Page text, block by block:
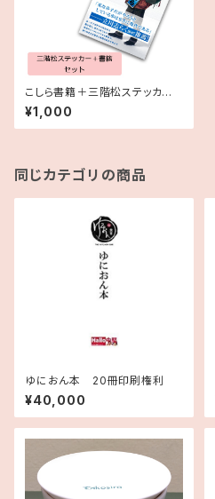
こしら書籍＋三階松ステッカー
セット
¥1,000
同じカテゴリの商品
ゆにおん本 20冊印刷権利
¥40,000